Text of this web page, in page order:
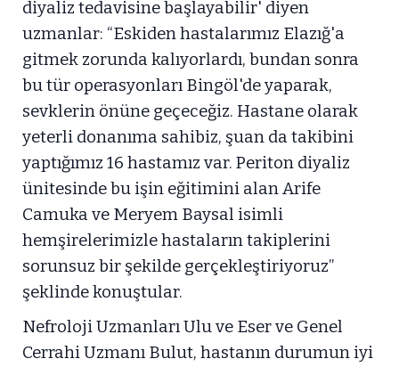
diyaliz tedavisine başlayabilir' diyen
uzmanlar: “Eskiden hastalarımız Elazığ'a
gitmek zorunda kalıyorlardı, bundan sonra
bu tür operasyonları Bingöl'de yaparak,
sevklerin önüne geçeceğiz. Hastane olarak
yeterli donanıma sahibiz, şuan da takibini
yaptığımız 16 hastamız var. Periton diyaliz
ünitesinde bu işin eğitimini alan Arife
Camuka ve Meryem Baysal isimli
hemşirelerimizle hastaların takiplerini
sorunsuz bir şekilde gerçekleştiriyoruz”
şeklinde konuştular.
Nefroloji Uzmanları Ulu ve Eser ve Genel
Cerrahi Uzmanı Bulut, hastanın durumun iyi